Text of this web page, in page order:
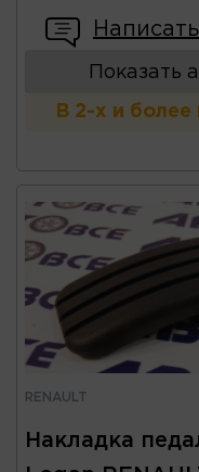
Показать
В 2-х и более
RENAULT
Накладка